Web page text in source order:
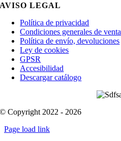
AVISO LEGAL
Política de privacidad
Condiciones generales de venta
Política de envío, devoluciones
Ley de cookies
GPSR
Accesibilidad
Descargar catálogo
© Copyright 2022 - 2026
Page load link